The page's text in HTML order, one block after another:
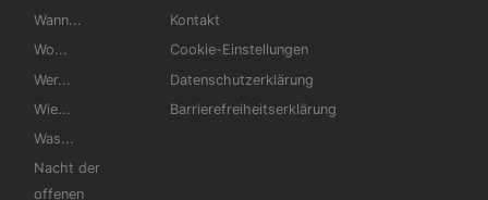
Wann...
Wo...
Wer...
Wie...
Was...
Nacht der
offenen
Kontakt
Cookie-Einstellungen
Datenschutzerklärung
Barrierefreiheitserklärung